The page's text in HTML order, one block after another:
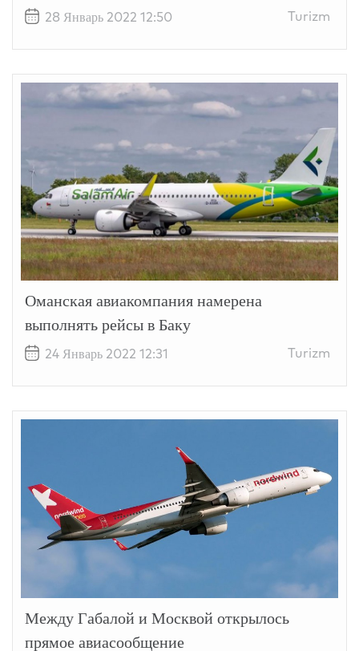
28 Январь 2022 12:50 Turizm
Оманская авиакомпания намерена
выполнять рейсы в Баку
24 Январь 2022 12:31 Turizm
Между Габалой и Москвой открылось
прямое авиасообщение